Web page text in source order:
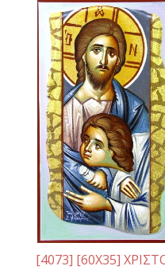
[4073] [60Χ35]